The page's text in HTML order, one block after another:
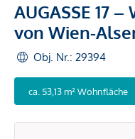
AUGASSE 17
von Wien-
Obj. Nr.: 29394
ca. 53,13 m² Wohnfläche